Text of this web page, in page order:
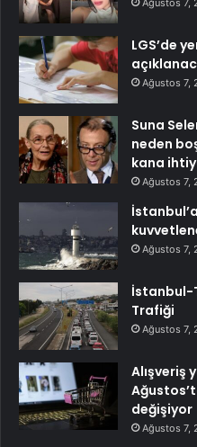
LGS’de
Ağustos 7,
Suna
neden
kana
Ağustos 7,
Ağustos 7,
İstanbul-
Trafiği
Ağustos 7,
Alışveriş
değişiyor
Ağustos 7,